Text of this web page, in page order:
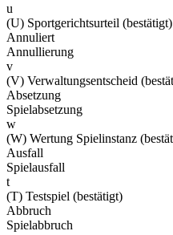
u
(U) Sportgerichtsurteil (bestätigt)
Annuliert
Annullierung
v
(V) Verwaltungsentscheid
Absetzung
Spielabsetzung
w
(W) Wertung Spielinstanz
Ausfall
Spielausfall
t
(T) Testspiel (bestätigt)
Abbruch
Spielabbruch